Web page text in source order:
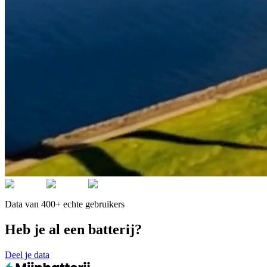
Data van 400+ echte gebruikers
Heb je al een batterij?
Deel je data